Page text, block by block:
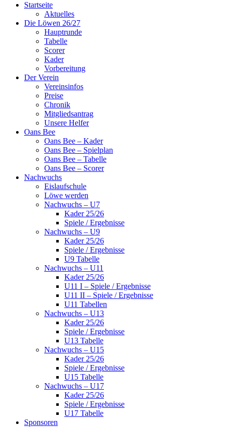
Startseite
Aktuelles
Die Löwen 26/27
Hauptrunde
Tabelle
Scorer
Kader
Vorbereitung
Der Verein
Vereinsinfos
Preise
Chronik
Mitgliedsantrag
Unsere Helfer
Oans Bee
Oans Bee – Kader
Oans Bee – Spielplan
Oans Bee – Tabelle
Oans Bee – Scorer
Nachwuchs
Eislaufschule
Löwe werden
Nachwuchs – U7
Kader 25/26
Spiele / Ergebnisse
Nachwuchs – U9
Kader 25/26
Spiele / Ergebnisse
U9 Tabelle
Nachwuchs – U11
Kader 25/26
U11 I – Spiele / Ergebnisse
U11 II – Spiele / Ergebnisse
U11 Tabellen
Nachwuchs – U13
Kader 25/26
Spiele / Ergebnisse
U13 Tabelle
Nachwuchs – U15
Kader 25/26
Spiele / Ergebnisse
U15 Tabelle
Nachwuchs – U17
Kader 25/26
Spiele / Ergebnisse
U17 Tabelle
Sponsoren